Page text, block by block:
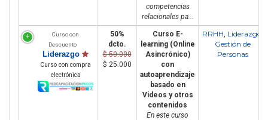
competencias
relacionales pa...
Curso con
Descuento
Liderazgo
Curso con compra
electrónica
50%
dcto.
$ 50.000
$ 25.000
Curso E-
learning (Online
Asincrónico)
con
autoaprendizaje
basado en
Videos y otros
contenidos
En este curso
RRHH, Liderazgo
Gestión de
Personas